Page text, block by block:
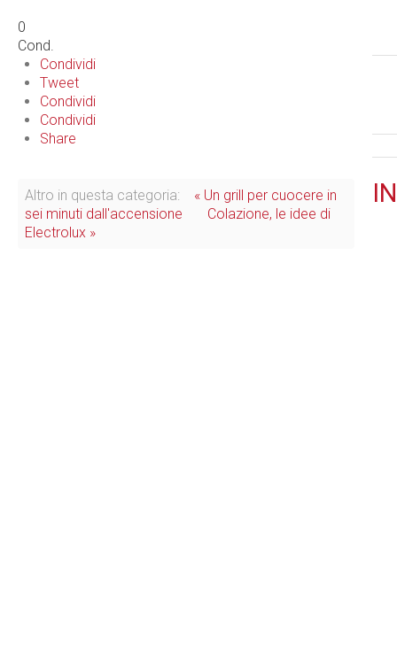
0
Cond.
Condividi
Tweet
Condividi
Condividi
Share
Altro in questa categoria:
« Un grill per cuocere in
sei minuti dall'accensione
Colazione, le idee di
Electrolux »
IN